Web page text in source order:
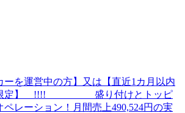
ーを運営中の方】又は【直近1カ月以内
限定】 !!!! 盛り付けとトッピ
ペレーション！月間売上490,524円の実